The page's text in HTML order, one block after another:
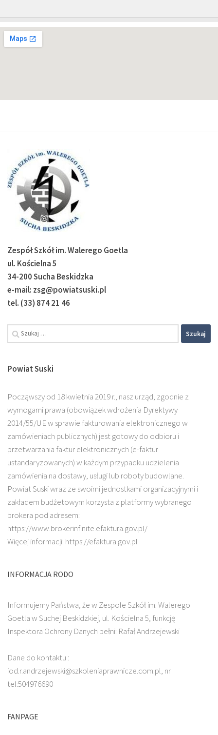
Zespół Szkół im. Walerego Goetla
ul. Kościelna 5
34-200 Sucha Beskidzka
e-mail: zsg@powiatsuski.pl
tel. (33) 874 21 46
Powiat Suski
Począwszy od 18 kwietnia 2019 r., nasz urząd, zgodnie z
wymogami prawa (obowiązek wdrożenia Dyrektywy
2014/55/UE w sprawie fakturowania elektronicznego w
zamówieniach publicznych) jest gotowy do odbioru i
przetwarzania faktur elektronicznych (e-faktur
ustandaryzowanych) w każdym przypadku udzielenia
zamówienia na dostawy, usługi lub roboty budowlane.
Powiat Suski wraz ze swoimi jednostkami organizacyjnymi i
zakładem budżetowym korzysta z platformy wybranego
brokera pod adresem:
https://www.brokerinfinite.efaktura.gov.pl/
Więcej informacji: https://efaktura.gov.pl
INFORMACJA RODO
Informujemy Państwa, że w Zespole Szkół im. Walerego
Goetla w Suchej Beskidzkiej, ul. Kościelna 5, funkcję
Inspektora Ochrony Danych pełni: Rafał Andrzejewski
Dane do kontaktu :
iod.r.andrzejewski@szkoleniaprawnicze.com.pl, nr
tel:504976690
FANPAGE